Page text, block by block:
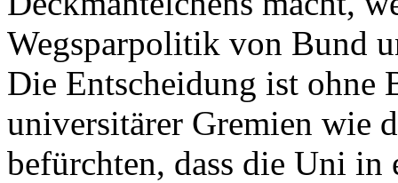
Wegsparpolitik von Bund
Die Entscheidung ist ohne
universitärer Gremien wie
befürchten, dass die Uni in